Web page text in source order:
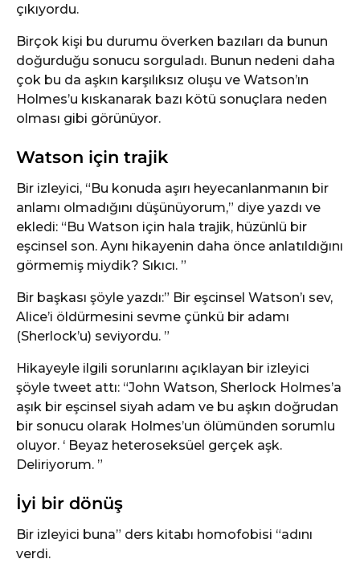
çıkıyordu.
Birçok kişi bu durumu överken bazıları da bunun
doğurduğu sonucu sorguladı. Bunun nedeni daha
çok bu da aşkın karşılıksız oluşu ve Watson’ın
Holmes’u kıskanarak bazı kötü sonuçlara neden
olması gibi görünüyor.
Watson için trajik
Bir izleyici, “Bu konuda aşırı heyecanlanmanın bir
anlamı olmadığını düşünüyorum,” diye yazdı ve
ekledi: “Bu Watson için hala trajik, hüzünlü bir
eşcinsel son. Aynı hikayenin daha önce anlatıldığını
görmemiş miydik? Sıkıcı. ”
Bir başkası şöyle yazdı:” Bir eşcinsel Watson’ı sev,
Alice’i öldürmesini sevme çünkü bir adamı
(Sherlock’u) seviyordu. ”
Hikayeyle ilgili sorunlarını açıklayan bir izleyici
şöyle tweet attı: “John Watson, Sherlock Holmes’a
aşık bir eşcinsel siyah adam ve bu aşkın doğrudan
bir sonucu olarak Holmes’un ölümünden sorumlu
oluyor. ‘ Beyaz heteroseksüel gerçek aşk.
Deliriyorum. ”
İyi bir dönüş
Bir izleyici buna” ders kitabı homofobisi “adını
verdi.